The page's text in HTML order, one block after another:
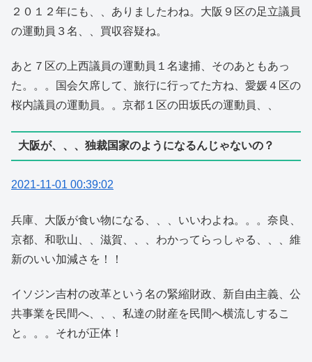
２０１２年にも、、ありましたわね。大阪９区の足立議員
の運動員３名、、買収容疑ね。
あと７区の上西議員の運動員１名逮捕、そのあともあっ
た。。。国会欠席して、旅行に行ってた方ね、愛媛４区の
桜内議員の運動員。。京都１区の田坂氏の運動員、、
大阪が、、、独裁国家のようになるんじゃないの？
2021-11-01 00:39:02
兵庫、大阪が食い物になる、、、いいわよね。。。奈良、
京都、和歌山、、滋賀、、、わかってらっしゃる、、、維
新のいい加減さを！！
イソジン吉村の改革という名の緊縮財政、新自由主義、公
共事業を民間へ、、、私達の財産を民間へ横流しするこ
と。。。それが正体！